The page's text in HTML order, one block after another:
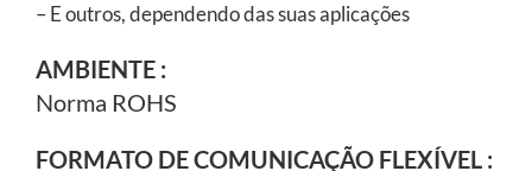
– E outros, dependendo das suas aplicações
AMBIENTE :
Norma ROHS
FORMATO DE COMUNICAÇÃO FLEXÍVEL :